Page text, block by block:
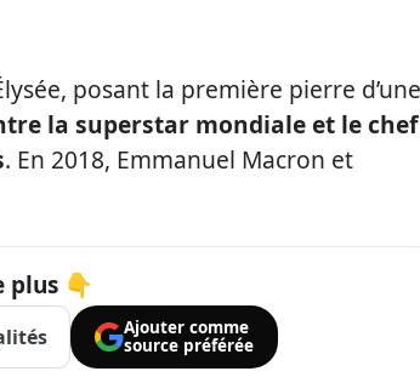
posant la première pierre d’une
la superstar mondiale et le chef
. En 2018, Emmanuel Macron et
plus 👇
Ajouter comme
source préférée